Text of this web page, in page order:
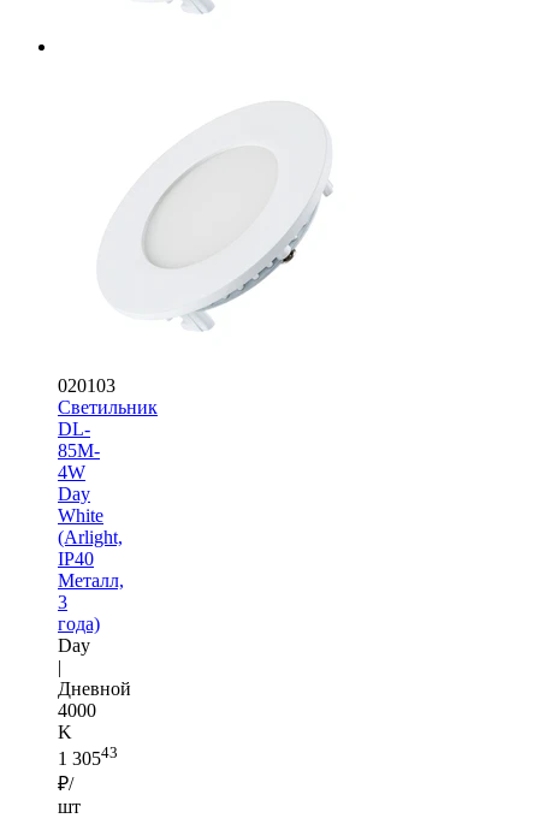
020103
Светильник
DL-
85M-
4W
Day
White
(Arlight,
IP40
Металл,
3
года)
Day
|
Дневной
4000
K
1 30543
₽/
шт